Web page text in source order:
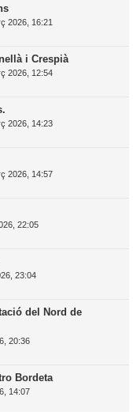
2026, 16:21
i Crespià
2026, 12:54
2026, 14:23
2026, 14:57
22:05
23:04
del Nord de
20:36
Bordeta
14:07